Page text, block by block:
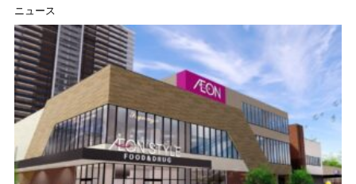
ニュース